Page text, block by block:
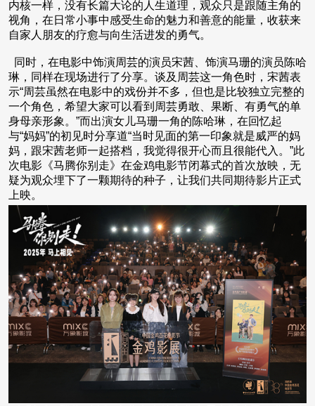
内核一样，没有长篇大论的人生道理，观众只是跟随主角的
视角，在日常小事中感受生命的魅力和善意的能量，收获来
自家人朋友的疗愈与向生活进发的勇气。
同时，在电影中饰演周芸的演员宋茜、饰演马珊的演员陈哈
琳，同样在现场进行了分享。谈及周芸这一角色时，宋茜表
示“周芸虽然在电影中的戏份并不多，但也是比较独立完整的
一个角色，希望大家可以看到周芸勇敢、果断、有勇气的单
身母亲形象。”而出演女儿马珊一角的陈哈琳，在回忆起
与“妈妈”的初见时分享道“当时见面的第一印象就是威严的妈
妈，跟宋茜老师一起搭档，我觉得很开心而且很能代入。”此
次电影《马腾你别走》在金鸡电影节闭幕式的首次放映，无
疑为观众埋下了一颗期待的种子，让我们共同期待影片正式
上映。